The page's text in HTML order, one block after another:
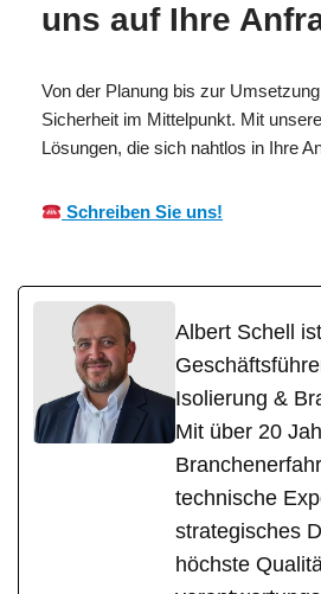
uns auf Ihre
Von der Planung bis zur
Sicherheit im Mittelpunkt. Mit
Lösungen, die sich nahtlos in Ihre
Schreiben Sie uns!
Albert Schell
Isolierung &
Mit über 20
technische
strategisches
höchste